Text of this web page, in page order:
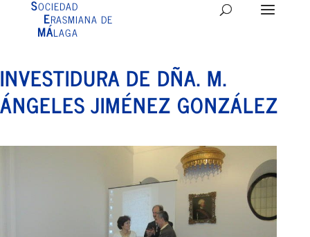
SOCIEDAD
ERASMIANA DE
MÁLAGA
INVESTIDURA DE DÑA. M.
ÁNGELES JIMÉNEZ GONZÁLEZ